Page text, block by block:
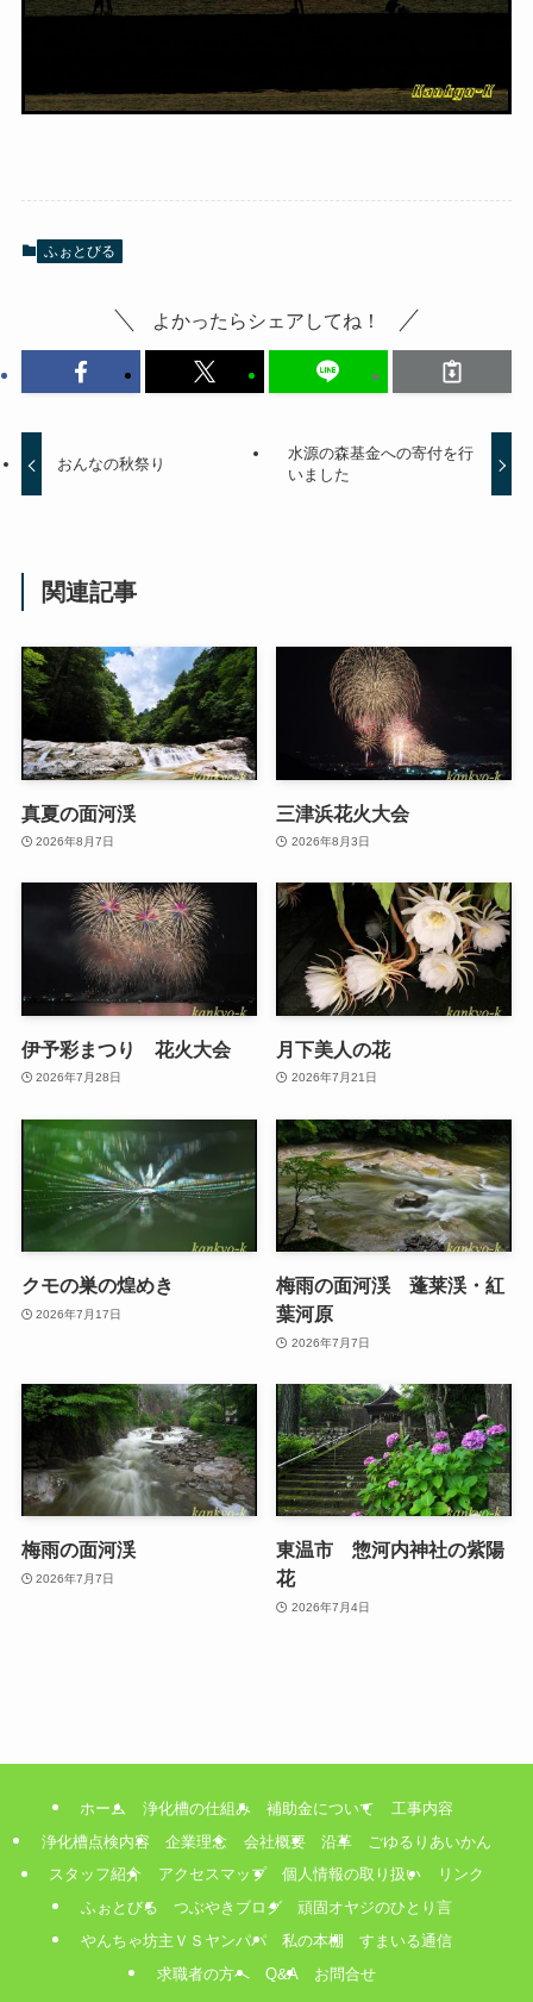
ふぉとびる
よかったらシェアしてね！
おんなの秋祭り
水源の森基金への寄付を行
いました
関連記事
真夏の面河渓
2026年8月7日
三津浜花火大会
2026年8月3日
伊予彩まつり 花火大会
2026年7月28日
月下美人の花
2026年7月21日
クモの巣の煌めき
2026年7月17日
梅雨の面河渓 蓬莱渓・紅
葉河原
2026年7月7日
梅雨の面河渓
2026年7月7日
東温市 惣河内神社の紫陽
花
2026年7月4日
ホーム 浄化槽の仕組み 補助金について
工事内容
浄化槽点検内容
企業理念 会社概要 沿革
ごゆるりあいかん
スタッフ紹介
アクセスマップ 個人情報の取り扱い
リンク
ふぉとびる
つぶやきブログ
頑固オヤジのひとり言
やんちゃ坊主ＶＳヤンパパ
私の本棚
すまいる通信
求職者の方へ
Q&A お問合せ